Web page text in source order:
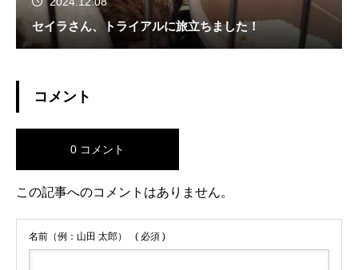
セイラさん、トライアルに旅立ちました！
コメント
0 コメント
この記事へのコメントはありません。
名前（例：山田 太郎） ( 必須 )